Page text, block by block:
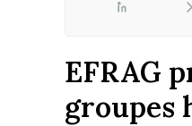
LinkedIn
EFRAG
groupes